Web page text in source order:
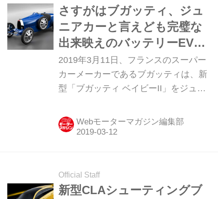
さすがはブガッティ、ジュ
ニアカーと言えども完璧な
出来映えのバッテリーEV。
そして驚きの車両価格は…
2019年3月11日、フランスのスーパー
カーメーカーであるブガッティは、新
型「ブガッティ ベイビーII」をジュネ
Webモーターマガジン編集部
Official Staff
新型CLAシューティングブ